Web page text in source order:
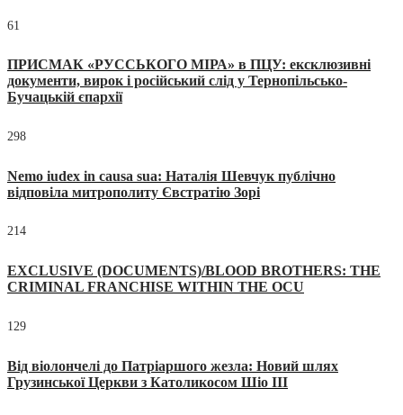
61
ПРИСМАК «РУССЬКОГО МІРА» в ПЦУ: ексклюзивні
документи, вирок і російський слід у Тернопільсько-
Бучацькій єпархії
298
Nemo iudex in causa sua: Наталія Шевчук публічно
відповіла митрополиту Євстратію Зорі
214
EXCLUSIVE (DOCUMENTS)/BLOOD BROTHERS: THE
CRIMINAL FRANCHISE WITHIN THE OCU
129
Від віолончелі до Патріаршого жезла: Новий шлях
Грузинської Церкви з Католикосом Шіо III